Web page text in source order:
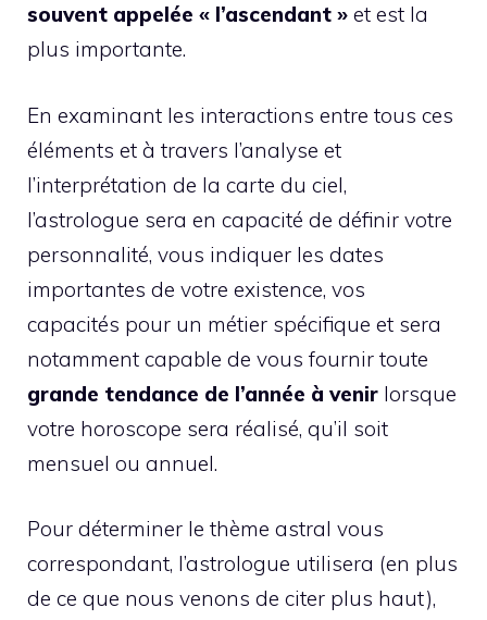
souvent appelée « l’ascendant » et est la
plus importante.
En examinant les interactions entre tous ces
éléments et à travers l’analyse et
l’interprétation de la carte du ciel,
l’astrologue sera en capacité de définir votre
personnalité, vous indiquer les dates
importantes de votre existence, vos
capacités pour un métier spécifique et sera
notamment capable de vous fournir toute
grande tendance de l’année à venir lorsque
votre horoscope sera réalisé, qu’il soit
mensuel ou annuel.
Pour déterminer le thème astral vous
correspondant, l’astrologue utilisera (en plus
de ce que nous venons de citer plus haut),